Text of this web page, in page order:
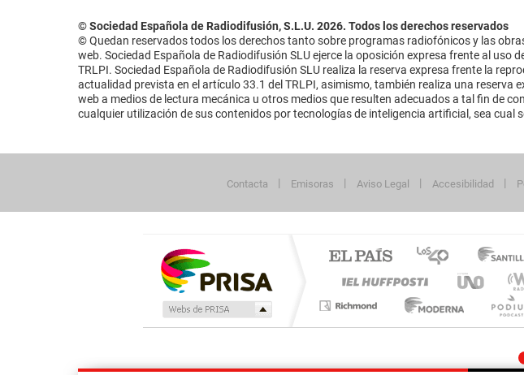
© Sociedad Española de Radiodifusión, S.L.U. 2026. Todos los derechos reservados
© Quedan reservados todos los derechos tanto sobre programas radiofónicos y las
web. Sociedad Española de Radiodifusión SLU ejerce la oposición expresa frente al
TRLPI. Sociedad Española de Radiodifusión SLU realiza la reserva expresa frente la
actualidad prevista en el artículo 33.1 del TRLPI, asimismo, también realiza una
web a medios de lectura mecánica u otros medios que resulten adecuados a tal fin de
cualquier utilización de sus contenidos por tecnologías de inteligencia artificial, sea cual
Contacta Emisoras Aviso Legal Accesibilidad